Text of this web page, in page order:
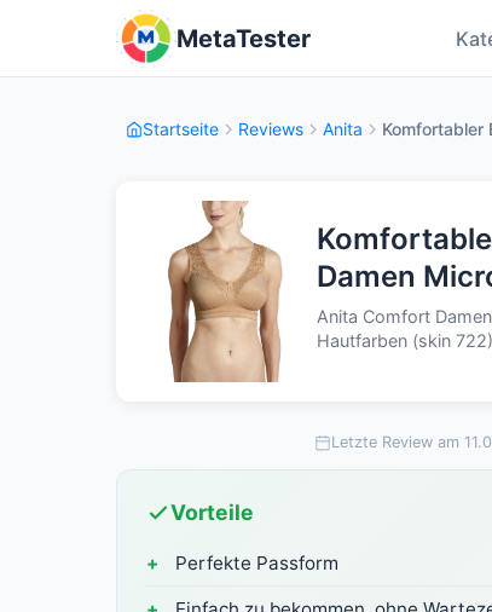
MetaTester
Startseite Reviews Anita Komfortabler
Damen
Anita Comfort
Hautfarben (skin
Letzte Review am
Vorteile
Perfekte Passform